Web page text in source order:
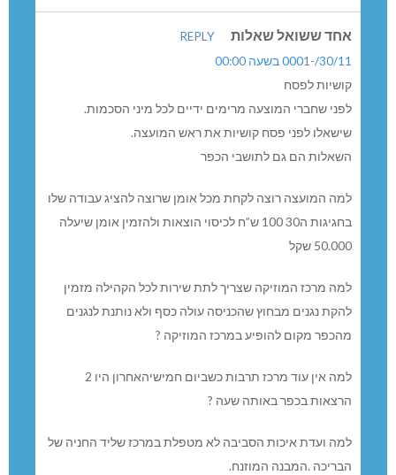
אחד ששואל שאלות
REPLY
30/11/-0001 בשעה 00:00
קושיות לפסח
לפני שחברי המוצעה מרימים ידיים לכל מיני הסכמות.
שישאלו לפני פסח קושיות את ראש המועצה.
השאלות הם גם לתושבי הכפר
למה המועצה רוצה לקחת מכל אומן שרוצה להציג עבודה שלו
בחגיגות ה30 100 ש”ח לכיסוי הוצאות ולהזמין אומן שיעלה
50.000 שקל
למה מרכז המוזיקה שצריך לתת שירות לכל הקהילה מזמין
להקת נגנים מבחוץ שהכניסה עולה כסף ולא נותנת לנגנים
מהכפר מקום להופיע במרכז המוזיקה ?
למה אין עוד מרכז תרבות כשביום חמישיהאחרון היו 2
הרצאות בכפר באותה שעה ?
למה ועדת איכות הסביבה לא מטפלת במרכז שליד החניה של
הבריכה .המבנה המוזנח.